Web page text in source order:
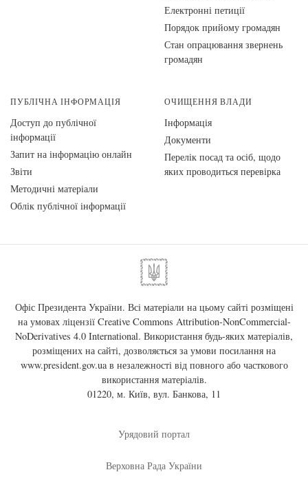
Електронні петиції
Порядок прийому громадян
Стан опрацювання звернень
громадян
ПУБЛІЧНА ІНФОРМАЦІЯ
Доступ до публічної
інформації
Запит на інформацію онлайн
Звіти
Методичні матеріали
Облік публічної інформації
ОЧИЩЕННЯ ВЛАДИ
Інформація
Документи
Перелік посад та осіб, щодо
яких проводиться перевірка
Офіс Президента України. Всі матеріали на цьому сайті розміщені
на умовах ліцензії Creative Commons Attribution-NonCommercial-
NoDerivatives 4.0 International. Використання будь-яких матеріалів,
розміщених на сайті, дозволяється за умови посилання на
www.president.gov.uaв незалежності від повного або часткового
використання матеріалів.
01220, м. Київ, вул. Банкова, 11
Урядовий портал
Верховна Рада України